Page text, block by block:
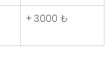
+ 3.000 ₺